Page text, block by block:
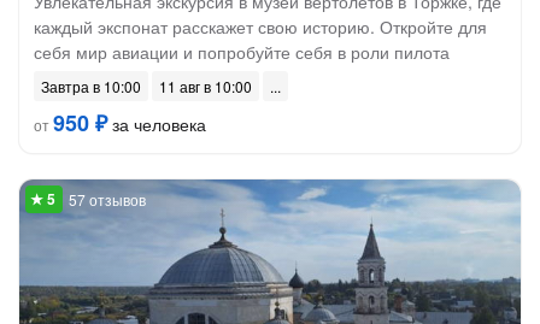
каждый экспонат расскажет свою историю. Откройте для
себя мир авиации и попробуйте себя в роли пилота
Завтра в 10:00
11 авг в 10:00
от950 ₽за человека
57 отзывов